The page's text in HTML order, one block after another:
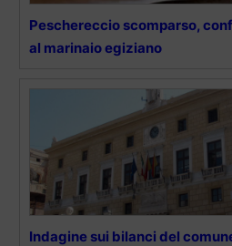
Peschereccio scomparso,
al marinaio egiziano
Indagine sui bilanci del